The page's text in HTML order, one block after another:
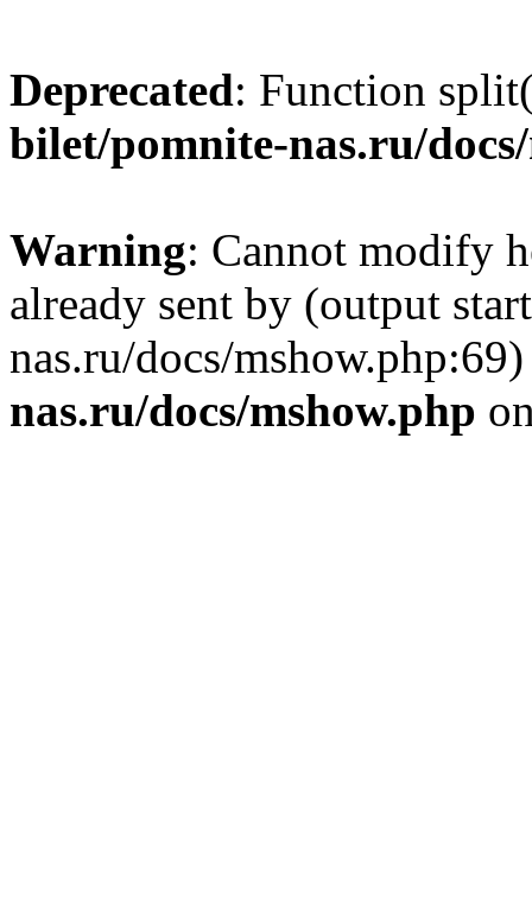
Deprecated: Function
bilet/pomnite-nas.ru/
Warning: Cannot modify
already sent by (output
nas.ru/docs/
nas.ru/docs/mshow.php